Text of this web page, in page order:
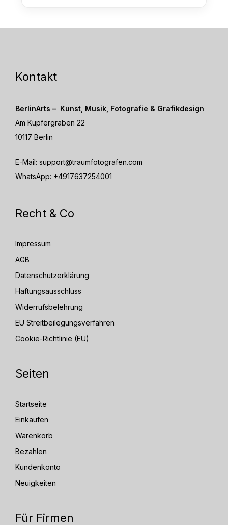
Kontakt
BerlinArts – Kunst, Musik, Fotografie & Grafikdesign
Am Kupfergraben 22
10117 Berlin
E-Mail: support@traumfotografen.com
WhatsApp: +4917637254001
Recht & Co
Impressum
AGB
Datenschutzerklärung
Haftungsausschluss
Widerrufsbelehrung
EU Streitbeilegungsverfahren
Cookie-Richtlinie (EU)
Seiten
Startseite
Einkaufen
Warenkorb
Bezahlen
Kundenkonto
Neuigkeiten
Für Firmen